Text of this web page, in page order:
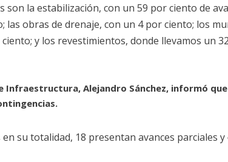
son la estabilización, con un 59 por ciento de
las obras de drenaje, con un 4 por ciento; los
y los revestimientos, donde llevamos un
Infraestructura, Alejandro Sánchez, informó
su totalidad, 18 presentan avances parciales